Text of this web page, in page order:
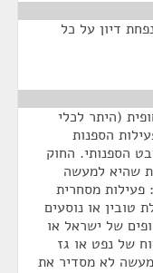
דיון על כל
חופית (היתר לכלי
הספנות
הספנותי. החוק
שהיא למעשה
פעילות מסחרית
או נוסעים
של ישראל או
של נפט או גז
לא מסדיר את